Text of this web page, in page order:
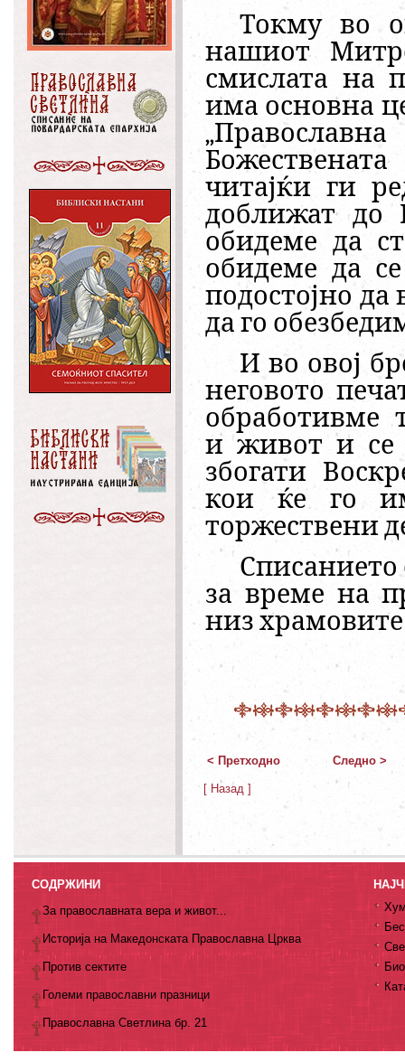
Токму во
нашиот
смислата на
има основна
читајќи ги
доближат до
обидеме да
обидеме да
подостојно да
да го
И во овој
неговото
обработивме
и живот и се
збогати
кои ќе го
торжествени
Списанието
за време на
низ храмовите
< Претходно Следно >
[ Назад ]
СОДРЖИНИ
За православната вера и живот...
Историја на Македонската Православна Црква
Против сектите
Големи православни празници
Православна Светлина бр. 21